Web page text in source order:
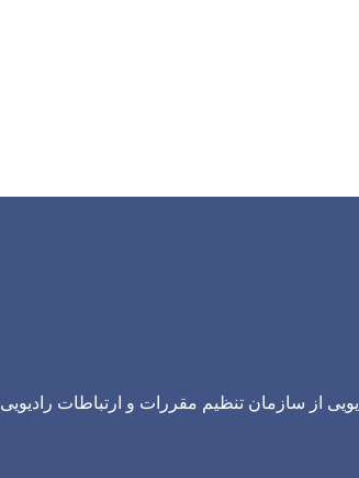
از سازمان تنظیم مقررات و ارتباطات رادیویی